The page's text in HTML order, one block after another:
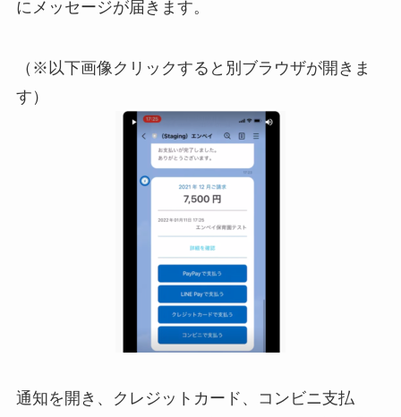
にメッセージが届きます。
（※以下画像クリックすると別ブラウザが開きま
す）
通知を開き、クレジットカード、コンビニ支払